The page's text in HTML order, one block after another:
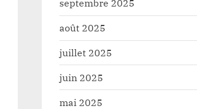
Haut-Uele : «l’argent de 15% de la
redevance minière profite plus à
Développement
septembre 2025
août 2025
juillet 2025
juin 2025
mai 2025